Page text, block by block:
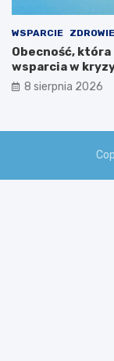
WSPARCIE
Obecność,
wsparcia w
8 sierpnia 2026